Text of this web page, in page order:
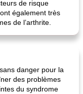
de risque
également très
de l’arthrite.
danger pour la
des problèmes
du syndrome